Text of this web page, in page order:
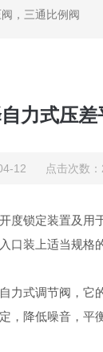
，三通比例阀
力式压差
12 点击次数：
度锁定装置及
装上适当规
式调节阀，
降低噪音，